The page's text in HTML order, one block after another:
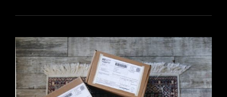
TUIN
KLAAR
MAAKT
MET
SLIMME
DECORATIE